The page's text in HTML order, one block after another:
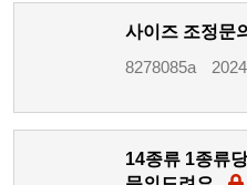
사이즈 조정문
8278085a
14종류 1종류